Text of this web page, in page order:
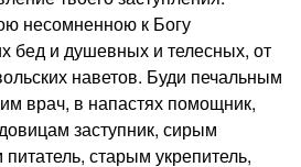
несомненною к Богу
бед и душевных и телесных, от
наветов. Буди печальным
врач, в напастях помощник,
заступник, сирым
старым укрепитель,